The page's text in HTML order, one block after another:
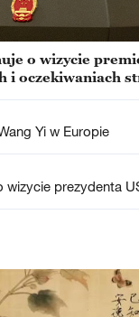
o wizycie
i oczekiwaniach
Yi w Europie
wizycie prezydenta